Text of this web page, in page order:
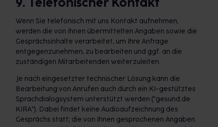
Wenn Sie telefonisch mit uns Kontakt aufnehmen,
werden die von Ihnen übermittelten Angaben sowie die
Gesprächsinhalte verarbeitet, um Ihre Anfrage
entgegenzunehmen, zu bearbeiten und ggf. an die
zuständigen Mitarbeitenden weiterzuleiten.
Je nach eingesetzter technischer Lösung kann die
Bearbeitung von Anrufen auch durch ein KI-gestütztes
Sprachdialogsystem unterstützt werden ("gesund.de
KIRA"). Dabei findet keine Audioaufzeichnung des
Gesprächs statt; die von Ihnen gesprochenen Angaben